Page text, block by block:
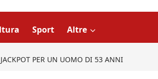
Sport Altre
PER UN UOMO DI 53 ANNI